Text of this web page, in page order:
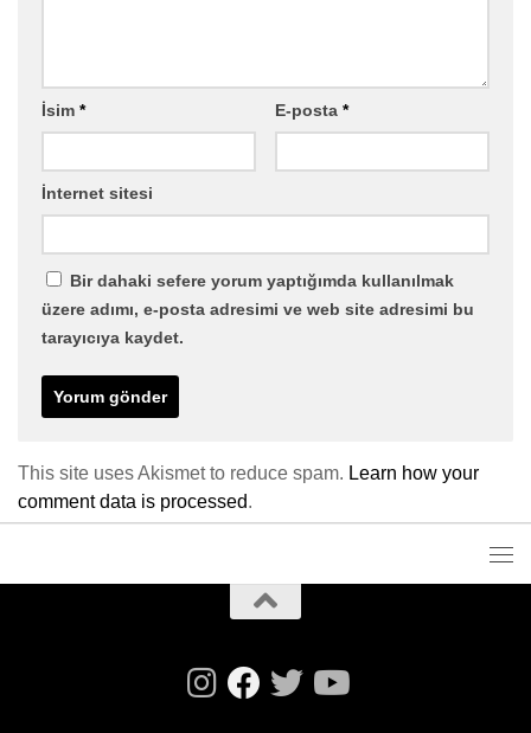
İsim * E-posta *
İnternet sitesi
Bir dahaki sefere yorum yaptığımda kullanılmak
üzere adımı, e-posta adresimi ve web site adresimi bu
tarayıcıya kaydet.
This site uses Akismet to reduce spam. Learn how your
comment data is processed.